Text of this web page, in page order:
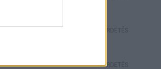
HÍRDETÉS
HÍRDETÉS